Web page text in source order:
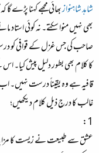
شاہد شاہنوازبھائی مجھے کہنا پڑے
بھی نہیں منوا سکتے۔ نہ کوئی
صاحب کی جس غزل کے قوافی کو
کا کلام بھی بطور دلیل پیش کیا۔
قافیہ ہے وہ یقیناً درست نہیں۔
غالب کا درجِ ذیل کلام دیکھیں؛
1:
عشق سے طبیعت نے زیست کا مزا